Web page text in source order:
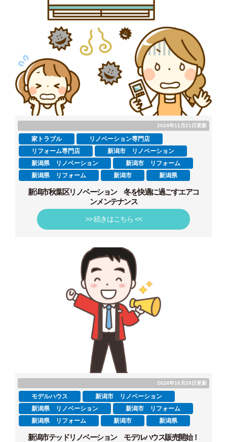
2024年11月21日更新
家トラブル
リノベーション専門店
リフォーム専門店
新潟市 リノベーション
新潟県 リノベーション
新潟市 リフォーム
新潟県 リフォーム
新潟市 新潟県
新潟市秋葉区リノベーション 冬を快適に過ごすエアコ
ンメンテナンス
>> 続きはこちら <<
2024年10月28日更新
モデルハウス
新潟市 リノベーション
新潟県 リノベーション
新潟市 リフォーム
新潟県 リフォーム
新潟市 新潟県
新潟市テッドリノベーション モデルハウス販売開始！